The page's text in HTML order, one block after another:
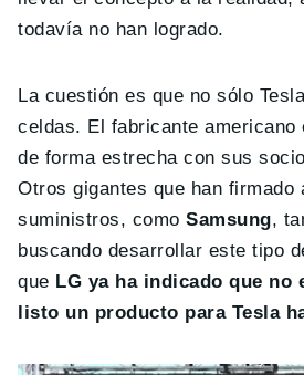
todavía no han logrado.
La cuestión es que no sólo
celdas. El fabricante americano
de forma estrecha con sus
Otros gigantes que han firmado
suministros, comoSamsung,
buscando desarrollar este tipo
que LG ya ha indicado que no
listo un producto para Tesla